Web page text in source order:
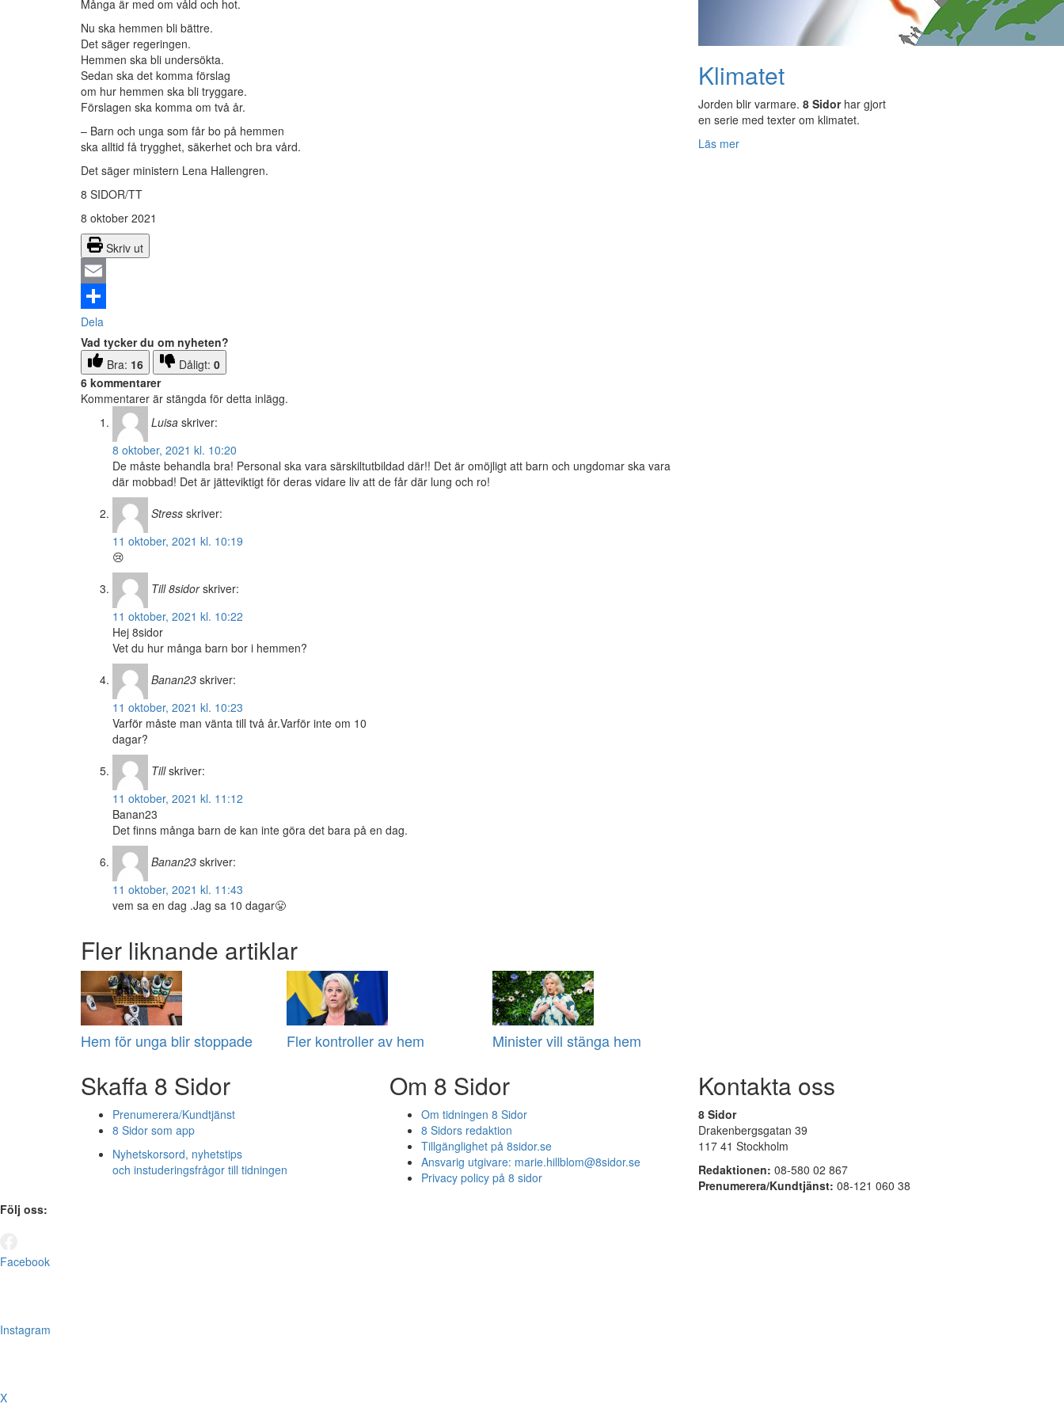
Många är med om våld och hot.
Nu ska hemmen bli bättre.
Det säger regeringen.
Hemmen ska bli undersökta.
Sedan ska det komma förslag
om hur hemmen ska bli tryggare.
Förslagen ska komma om två år.
– Barn och unga som får bo på hemmen
ska alltid få trygghet, säkerhet och bra vård.
Det säger ministern Lena Hallengren.
8 SIDOR/TT
8 oktober 2021
Skriv ut
Email
Dela
Vad tycker du om nyheten?
Bra: 16 Dåligt: 0
6 kommentarer
Kommentarer är stängda för detta inlägg.
Luisa skriver:
8 oktober, 2021 kl. 10:20
De måste behandla bra! Personal ska vara särskiltutbildad där!! Det är omöjligt att barn och ungdomar ska vara
där mobbad! Det är jätteviktigt för deras vidare liv att de får där lung och ro!
Stress skriver:
11 oktober, 2021 kl. 10:19
😢
Till 8sidor skriver:
11 oktober, 2021 kl. 10:22
Hej 8sidor
Vet du hur många barn bor i hemmen?
Banan23 skriver:
11 oktober, 2021 kl. 10:23
Varför måste man vänta till två år.Varför inte om 10
dagar?
Till skriver:
11 oktober, 2021 kl. 11:12
Banan23
Det finns många barn de kan inte göra det bara på en dag.
Banan23 skriver:
11 oktober, 2021 kl. 11:43
vem sa en dag .Jag sa 10 dagar😤
Fler liknande artiklar
Hem för unga blir stoppade Fler kontroller av hem Minister vill stänga hem
Klimatet
Jorden blir varmare. 8 Sidorhar gjort
en serie med texter om klimatet.
Läs mer
Skaffa 8 Sidor
Prenumerera/Kundtjänst
8 Sidor som app
Nyhetskorsord, nyhetstips
och instuderingsfrågor till tidningen
Om 8 Sidor
Om tidningen 8 Sidor
8 Sidors redaktion
Tillgänglighet på 8sidor.se
Ansvarig utgivare: marie.hillblom@8sidor.se
Privacy policy på 8 sidor
Kontakta oss
8 Sidor
Drakenbergsgatan 39
117 41 Stockholm
Redaktionen: 08-580 02 867
Prenumerera/Kundtjänst: 08-121 060 38
Följ oss:
Facebook
Instagram
X